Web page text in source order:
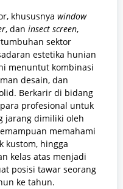
khususnya window
, dan insect screen,
sektor
estetika hunian
menuntut kombinasi
desain, dan
Berkarir di bidang
profesional untuk
jarang dimiliki oleh
memahami
kustom, hingga
kelas atas menjadi
posisi tawar seorang
ke tahun.